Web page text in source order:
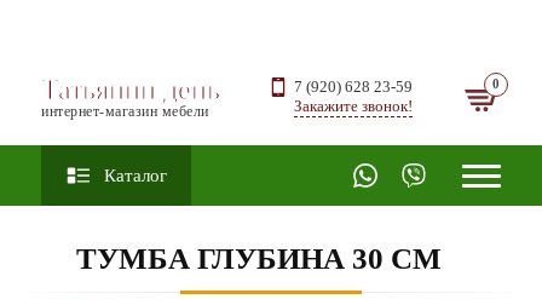
Татьянин день
интернет-магазин мебели
7 (920) 628 23-59
Закажите звонок!
Каталог
ТУМБА ГЛУБИНА 30 СМ